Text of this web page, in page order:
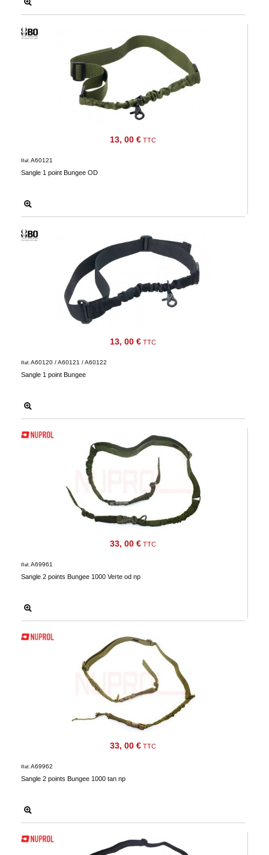
13, 00 € TTC
Sangle 1 point Bungee OD
Réf. A60121
13, 00 € TTC
Sangle 1 point Bungee
Réf. A60120 / A60121 / A60122
33, 00 € TTC
Sangle 2 points Bungee 1000 Verte od np
Réf. A69961
33, 00 € TTC
Sangle 2 points Bungee 1000 tan np
Réf. A69962